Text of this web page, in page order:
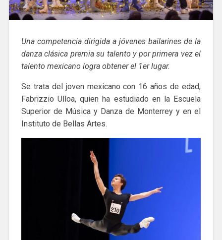
Una competencia dirigida a jóvenes bailarines de la
danza clásica premia su talento y por primera vez el
talento mexicano logra obtener el 1er lugar.
Se trata del joven mexicano con 16 años de edad,
Fabrizzio Ulloa, quien ha estudiado en la Escuela
Superior de Música y Danza de Monterrey y en el
Instituto de Bellas Artes.